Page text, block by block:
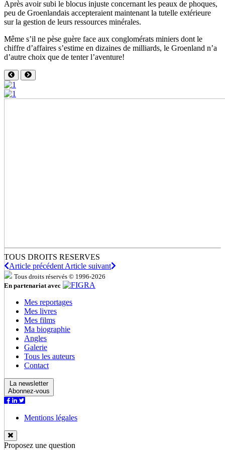
Après avoir subi le blocus injuste concernant les peaux de phoques,
peu de Groenlandais accepteraient maintenant la tutelle extérieure
sur la gestion de leurs ressources minérales.
Même s’il ne pèse guère face aux conglomérats miniers dont le
chiffre d’affaires s’estime en dizaines de milliards, le Groenland n’a
d’autre choix que de tenter l’aventure!
TOUS DROITS RESERVES
Article précédent Article suivant
Tous droits réservés © 1996-2026
En partenariat avec
Mes reportages
Mes livres
Mes films
Ma biographie
Angles
Galerie
Tous les auteurs
Contact
La newsletter
Abonnez-vous
Mentions légales
Proposez une question